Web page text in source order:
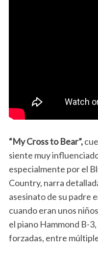
“My Cross to Bear”,
siente muy
especialmente por el
Country, narra
asesinato de su padre
cuando eran unos
el piano Hammond B-
forzadas, entre